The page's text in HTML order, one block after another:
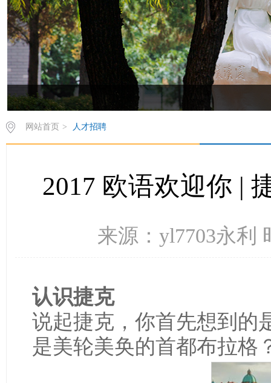
网站首页 > 人才招聘
2017 欧语欢迎你 |
来源：yl7703永利
认识捷克
说起捷克，你首先想到的
是美轮美奂的首都布拉格